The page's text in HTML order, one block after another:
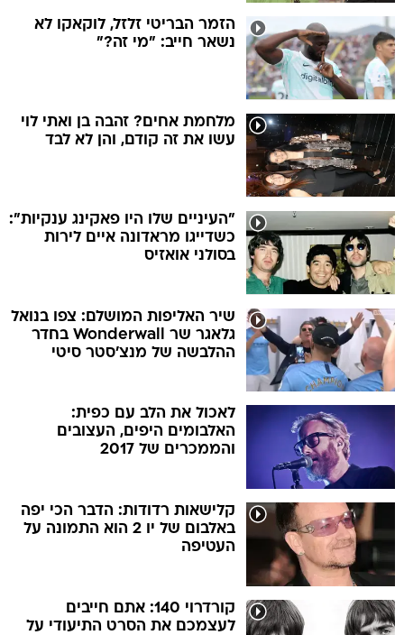
הזמר הבריטי זלזל, לוקאקו לא
נשאר חייב: "מי זה?"
מלחמת אחים? זהבה בן ואתי לוי
עשו את זה קודם, והן לא לבד
"העיניים שלו היו פאקינג ענקיות":
כשדייגו מראדונה איים לירות
בסולני אואזיס
שיר האליפות המושלם: צפו בנואל
גלאגר שר Wonderwall בחדר
ההלבשה של מנצ'סטר סיטי
לאכול את הלב עם כפית:
האלבומים היפים, העצובים
והממכרים של 2017
קלישאות רדודות: הדבר הכי יפה
באלבום של יו 2 הוא התמונה על
העטיפה
קורדרוי 140: אתם חייבים
לעצמכם את הסרט התיעודי על